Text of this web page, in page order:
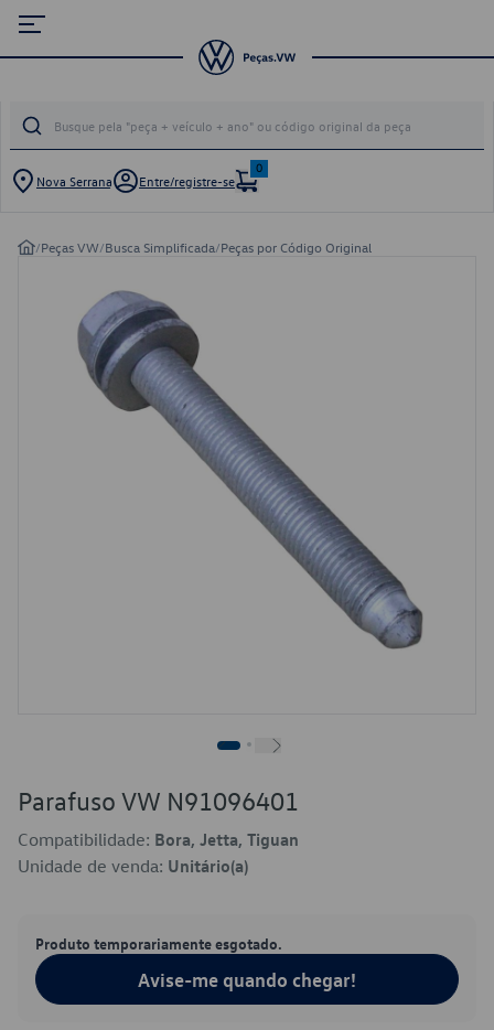
Nova Serrana Entre/registre-se
0
/Peças VW/Busca Simplificada/Peças por Código Original
Parafuso VW N91096401
Compatibilidade: Bora, Jetta, Tiguan
Unidade de venda: Unitário(a)
Produto temporariamente esgotado.
Avise-me quando chegar!